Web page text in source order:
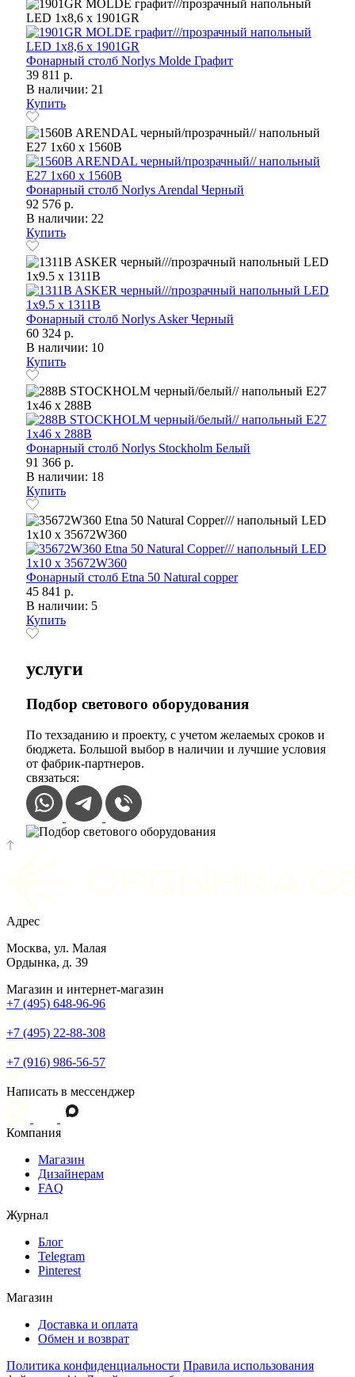
Фонарный столб Norlys Molde Графит
39 811 р.
В наличии: 21
Купить
Фонарный столб Norlys Arendal Черный
92 576 р.
В наличии: 22
Купить
Фонарный столб Norlys Asker Черный
60 324 р.
В наличии: 10
Купить
Фонарный столб Norlys Stockholm Белый
91 366 р.
В наличии: 18
Купить
Фонарный столб Etna 50 Natural copper
45 841 р.
В наличии: 5
Купить
услуги
Подбор светового оборудования
По техзаданию и проекту, с учетом желаемых сроков и
бюджета. Большой выбор в наличии и лучшие условия
от фабрик-партнеров.
связаться:
Адрес
Москва, ул. Малая
Ордынка, д. 39
Магазин и интернет-магазин
+7 (495) 648-96-96
+7 (495) 22-88-308
+7 (916) 986-56-57
Написать в мессенджер
Компания
Магазин
Дизайнерам
FAQ
Журнал
Блог
Telegram
Pinterest
Магазин
Доставка и оплата
Обмен и возврат
Политика конфиденциальности Правила использования